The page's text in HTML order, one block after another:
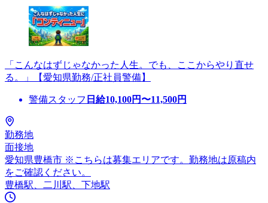
「こんなはずじゃなかった人生。でも、ここからやり直せ
る。」【愛知県勤務/正社員警備】
警備スタッフ 日給10,100円〜11,500円
勤務地
面接地
愛知県豊橋市 ※こちらは募集エリアです。勤務地は原稿内
をご確認ください。
豊橋駅、二川駅、下地駅